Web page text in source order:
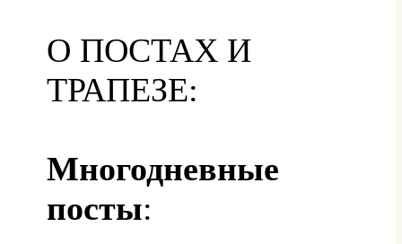
О ПОСТАХ И
ТРАПЕЗЕ:
Многодневные
посты: